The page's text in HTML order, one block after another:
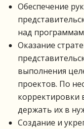
Обеспечение
над
Оказание
выполнения
проектов. По
корректировки
держать их в
Создание и